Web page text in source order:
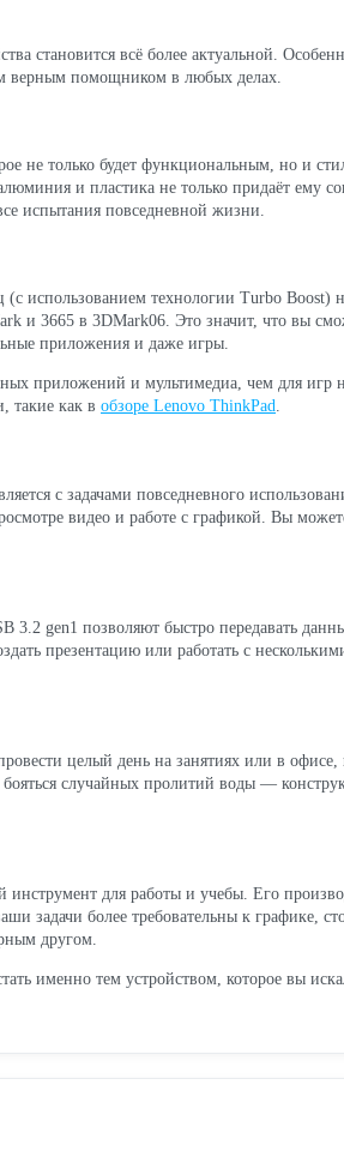
становится всё более актуальной.
верным помощником в любых делах.
не только будет функциональным, но и
и пластика не только придаёт ему
испытания повседневной жизни.
использованием технологии Turbo Boost)
и 3665 в 3DMark06. Это значит, что вы
приложения и даже игры.
приложений и мультимедиа, чем для игр
такие как в обзоре Lenovo ThinkPad.
с задачами повседневного
видео и работе с графикой. Вы
3.2 gen1 позволяют быстро передавать
презентацию или работать с
целый день на занятиях или в офисе,
случайных пролитий воды —
инструмент для работы и учебы. Его
задачи более требовательны к графике,
другом.
именно тем устройством, которое вы